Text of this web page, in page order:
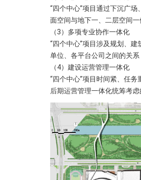
“四个中心”项目通过下沉广
面空间与地下一、二层空间一
（3）多项专业协作一体化
“四个中心”项目涉及规划、
单位、各平台公司之间的关系
（4）建设运营管理一体化
“四个中心”项目时间紧、任
后期运营管理一体化统筹考